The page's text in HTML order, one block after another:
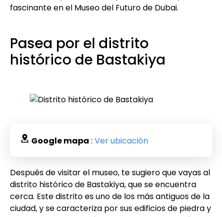
fascinante en el Museo del Futuro de Dubai.
Pasea por el distrito
histórico de Bastakiya
Google mapa : Ver ubicación
Después de visitar el museo, te sugiero que vayas al
distrito histórico de Bastakiya, que se encuentra
cerca. Este distrito es uno de los más antiguos de la
ciudad, y se caracteriza por sus edificios de piedra y